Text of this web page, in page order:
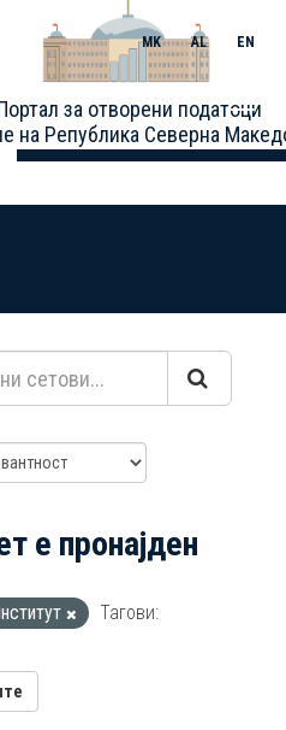
за отворени податоци
на Република Северна
MK AL EN
Toggle
е пронајден
Тагови: